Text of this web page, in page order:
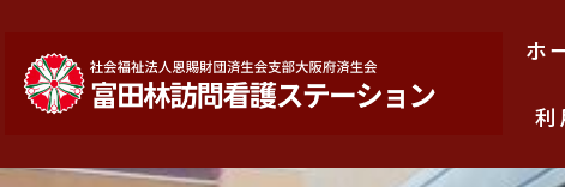
ホ
利